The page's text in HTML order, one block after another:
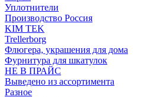
Уплотнители
Производство Россия
KIM TEK
Trellerborg
Флюгера, украшения для дома
Фурнитура для шкатулок
НЕ В ПРАЙС
Выведено из ассортимента
Разное